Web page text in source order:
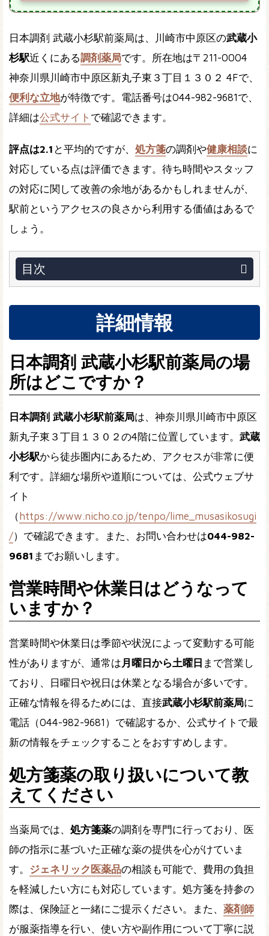
日本調剤 武蔵小杉駅前薬局は、川崎市中原区の武蔵小
杉駅近くにある調剤薬局です。所在地は〒211-0004
神奈川県川崎市中原区新丸子東３丁目１３０２ 4Fで、
便利な立地が特徴です。電話番号は044-982-9681で、
詳細は公式サイト で確認できます。
評点は2.1 と平均的ですが、 処方箋の調剤や健康相談に
対応している点は評価できます。待ち時間やスタッフ
の対応に関して改善の余地があるかもしれませんが、
駅前というアクセスの良さから利用する価値はあるで
しょう。
目次
詳細情報
日本調剤 武蔵小杉駅前薬局の場
所はどこですか？
日本調剤 武蔵小杉駅前薬局は、神奈川県川崎市中原区
新丸子東３丁目１３０２の4階に位置しています。 武蔵
小杉駅から徒歩圏内にあるため、アクセスが非常に便
利です。詳細な場所や道順については、公式ウェブサ
イト
（https://www.nicho.co.jp/tenpo/lime_musasikosugi
/）で確認できます。また、お問い合わせは044-982-
9681 までお願いします。
営業時間や休業日はどうなって
いますか？
営業時間や休業日は季節や状況によって変動する可能
性がありますが、通常は 月曜日から土曜日 まで営業し
ており、日曜日や祝日は休業となる場合が多いです。
正確な情報を得るためには、直接武蔵小杉駅前薬局に
電話（044-982-9681）で確認するか、公式サイトで最
新の情報をチェックすることをおすすめします。
処方箋薬の取り扱いについて教
えてください
当薬局では、 処方箋薬の調剤を専門に行っており、医
師の指示に基づいた正確な薬の提供を心がけていま
す。 ジェネリック医薬品の相談も可能で、費用の負担
を軽減したい方にも対応しています。処方箋を持参の
際は、保険証と一緒にご提示ください。また、 薬剤師
が服薬指導を行い、使い方や副作用について丁寧に説